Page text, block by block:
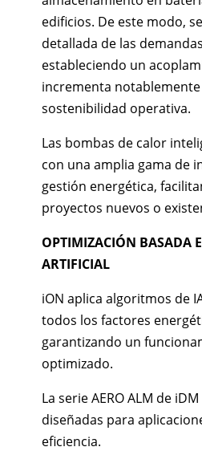
edificios. De este modo,
detallada de las
estableciendo un
incrementa
sostenibilidad operativa.
Las bombas de calor
con una amplia gama de
gestión energética,
proyectos nuevos o
OPTIMIZACIÓN BASADA
ARTIFICIAL
iON aplica algoritmos de
todos los factores
garantizando un
optimizado.
La serie AERO ALM de
diseñadas para
eficiencia.